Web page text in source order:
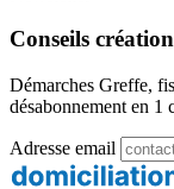
Conseils
Démarches Greffe,
désabonnement en 1
Adresse email